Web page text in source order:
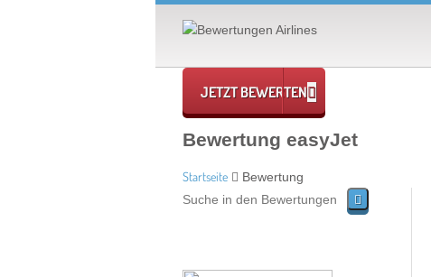
JETZT BEWERTEN
Bewertung easyJet
Startseite Bewertung